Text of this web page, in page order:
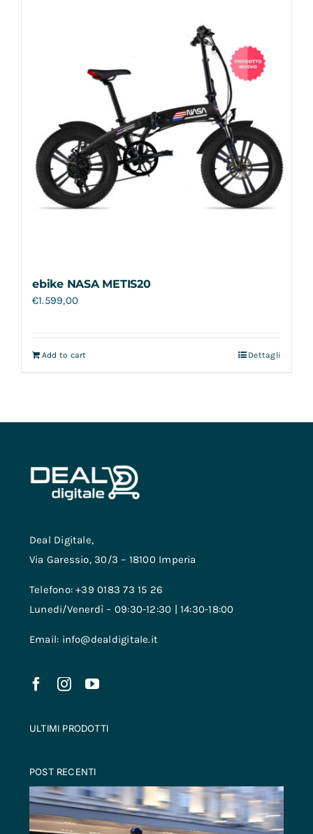
ebike NASA METIS20
€1.599,00
Add to cart Dettagli
Deal Digitale,
Via Garessio, 30/3 – 18100 Imperia
Telefono: +39 0183 73 15 26
Lunedi/Venerdì – 09:30-12:30 | 14:30-18:00
Email: info@dealdigitale.it
ULTIMI PRODOTTI
POST RECENTI